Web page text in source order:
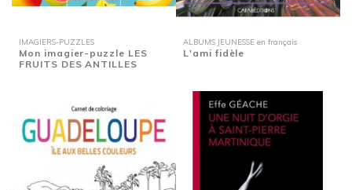
IMAGIERS-PUZZLES
Mon imagier-puzzle LES
FRUITS DES ANTILLES
ALBUMS JEUNESSE en français
L'ami fidèle